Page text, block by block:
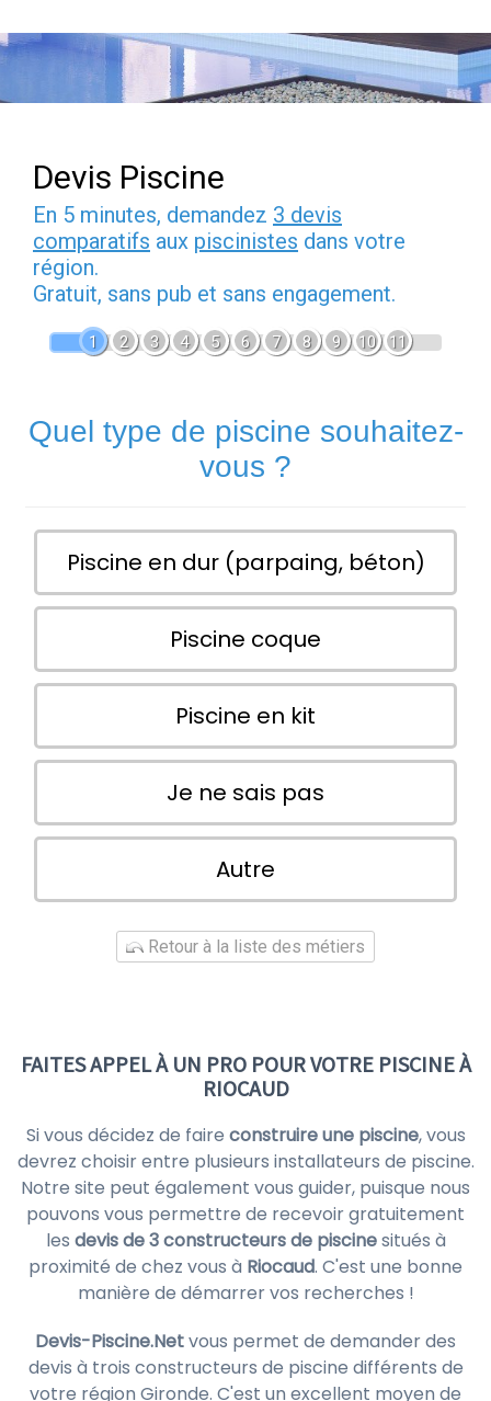
Devis Piscine
En 5 minutes, demandez 3 devis
comparatifs aux piscinistes dans votre
région.
Gratuit, sans pub et sans engagement.
1 2 3 4 5 6 7 8 9 10 11
Quel type de piscine souhaitez-
vous ?
Piscine en dur (parpaing, béton)
Piscine coque
Piscine en kit
Je ne sais pas
Autre
Retour à la liste des métiers
FAITES APPEL À UN PRO POUR VOTRE PISCINE À
RIOCAUD
Si vous décidez de faire construire une piscine, vous
devrez choisir entre plusieurs installateurs de piscine.
Notre site peut également vous guider, puisque nous
pouvons vous permettre de recevoir gratuitement
les devis de 3 constructeurs de piscinesitués à
proximité de chez vous à Riocaud. C'est une bonne
manière de démarrer vos recherches !
Devis-Piscine.Netvous permet de demander des
devis à trois constructeurs de piscine différents de
votre région Gironde. C'est un excellent moyen de